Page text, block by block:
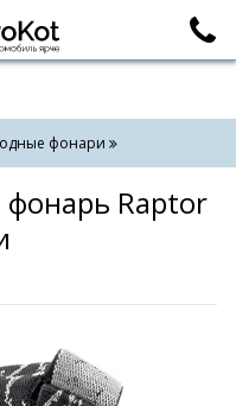
фонари
Raptor